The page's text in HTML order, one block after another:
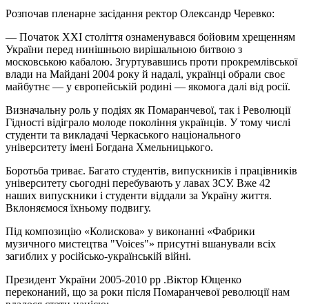
Розпочав пленарне засідання ректор Олександр Черевко:
— Початок XXI століття ознаменувався бойовим хрещенням
України перед нинішньою вирішальною битвою з
московською кабалою. Згуртувавшись проти прокремлівської
влади на Майдані 2004 року й надалі, українці обрали своє
майбутнє — у європейській родині — якомога далі від росії.
Визначальну роль у подіях як Помаранчевої, так і Революції
Гідності відіграло молоде покоління українців. У тому числі
студенти та викладачі Черкаського національного
університету імені Богдана Хмельницького.
Боротьба триває. Багато студентів, випускників і працівників
університету сьогодні перебувають у лавах ЗСУ. Вже 42
наших випускники і студенти віддали за Україну життя.
Вклоняємося їхньому подвигу.
Під композицію «Колискова» у виконанні «Фабрики
музичного мистецтва "Voices"» присутні вшанували всіх
загиблих у російсько-українській війні.
Президент України 2005-2010 рр .Віктор Ющенко
переконаний, що за роки після Помаранчевої революції нам